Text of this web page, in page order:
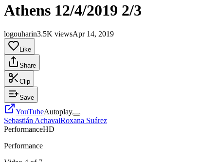
Athens 12/4/2019 2/3
logouharin3.5K viewsApr 14, 2019
Like
Share
Clip
Save
YouTubeAutoplay
Sebastián AchavalRoxana Suárez
PerformanceHD
Performance